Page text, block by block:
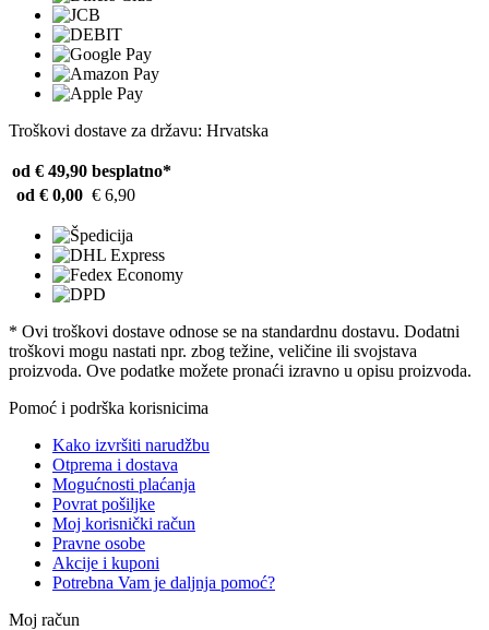
Troškovi dostave za državu: Hrvatska
od € 49,90 besplatno*
od € 0,00 € 6,90
* Ovi troškovi dostave odnose se na standardnu ​​dostavu. Dodatni
troškovi mogu nastati npr. zbog težine, veličine ili svojstava
proizvoda. Ove podatke možete pronaći izravno u opisu proizvoda.
Pomoć i podrška korisnicima
Kako izvršiti narudžbu
Otprema i dostava
Mogućnosti plaćanja
Povrat pošiljke
Moj korisnički račun
Pravne osobe
Akcije i kuponi
Potrebna Vam je daljnja pomoć?
Moj račun